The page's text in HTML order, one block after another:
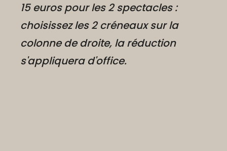
15 euros pour les 2 spectacles :
choisissez les 2 créneaux sur la
colonne de droite, la réduction
s'appliquera d'office.